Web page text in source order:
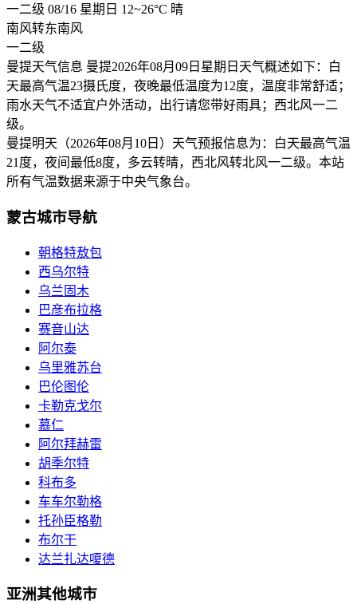
一二级 08/16 星期日 12~26°C 晴
南风转东南风
一二级
曼提天气信息 曼提2026年08月09日星期日天气概述如下：白
天最高气温23摄氏度，夜晚最低温度为12度，温度非常舒适；
雨水天气不适宜户外活动，出行请您带好雨具；西北风一二
级。
曼提明天（2026年08月10日）天气预报信息为：白天最高气温
21度，夜间最低8度，多云转晴，西北风转北风一二级。本站
所有气温数据来源于中央气象台。
蒙古城市导航
朝格特敖包
西乌尔特
乌兰固木
巴彦布拉格
赛音山达
阿尔泰
乌里雅苏台
巴伦图伦
卡勒克戈尔
慕仁
阿尔拜赫雷
胡季尔特
科布多
车车尔勒格
托孙臣格勒
布尔干
达兰扎达嗄德
亚洲其他城市